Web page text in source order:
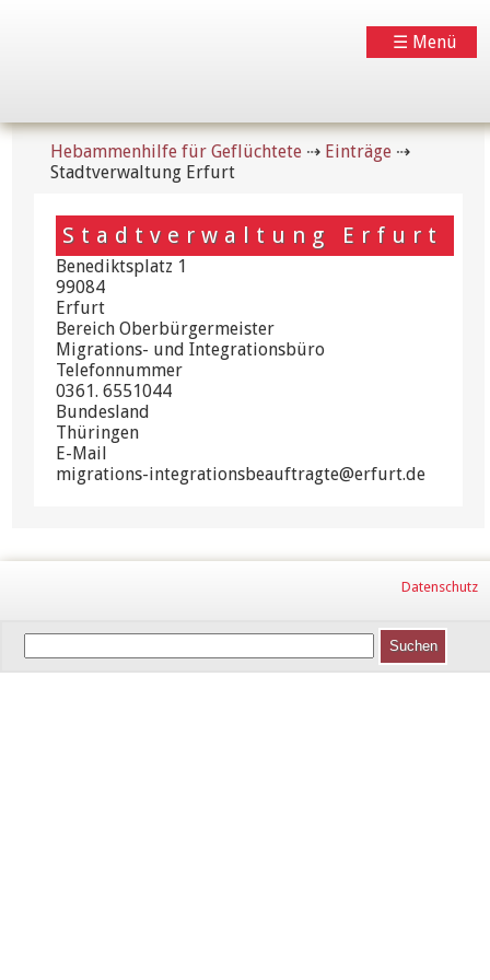
☰ Menü
Hebammenhilfe für Geflüchtete ⇢ Einträge ⇢
Stadtverwaltung Erfurt
Stadtverwaltung Erfurt
Benediktsplatz 1
99084
Erfurt
Bereich Oberbürgermeister
Migrations- und Integrationsbüro
Telefonnummer
0361. 6551044
Bundesland
Thüringen
E-Mail
migrations-integrationsbeauftragte@erfurt.de
Datenschutz